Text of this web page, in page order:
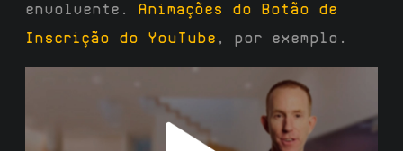
envolvente. Animações do Botão de
Inscrição do YouTube , por exemplo.